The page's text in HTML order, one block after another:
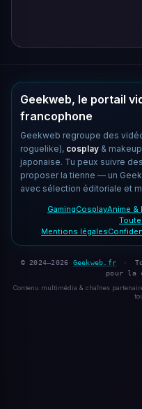
Geekweb, le portail
francophone
Geekweb regroupe des
roguelike), cosplay &
japonaise. Tu peux suivre
proposer la tienne — un
avec sélection éditoriale et
GamingCosplayAnime &
Mentions légales
© 2024–2026 Geekweb.fr ·
pour la
Contenu multimédia & chaînes